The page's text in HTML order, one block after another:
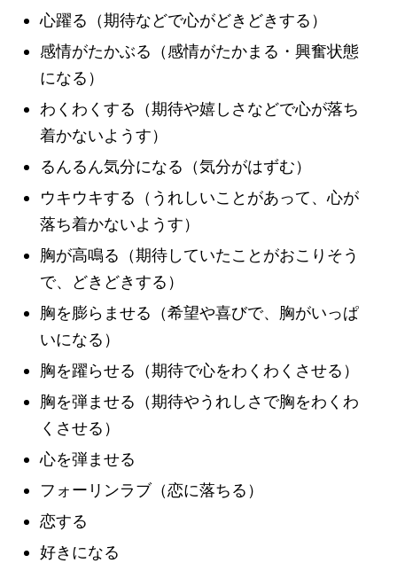
心躍る（期待などで心がどきどきする）
感情がたかぶる（感情がたかまる・興奮状態
になる）
わくわくする（期待や嬉しさなどで心が落ち
着かないようす）
るんるん気分になる（気分がはずむ）
ウキウキする（うれしいことがあって、心が
落ち着かないようす）
胸が高鳴る（期待していたことがおこりそう
で、どきどきする）
胸を膨らませる（希望や喜びで、胸がいっぱ
いになる）
胸を躍らせる（期待で心をわくわくさせる）
胸を弾ませる（期待やうれしさで胸をわくわ
くさせる）
心を弾ませる
フォーリンラブ（恋に落ちる）
恋する
好きになる